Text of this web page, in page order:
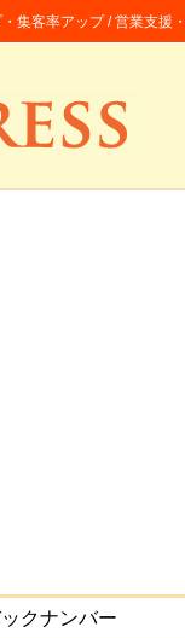
集客率アップ / 営業支援
クナンバー